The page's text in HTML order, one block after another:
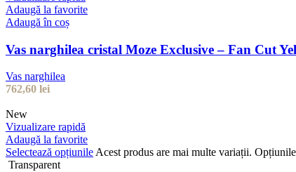
Adaugă la favorite
Adaugă în coș
Vas narghilea cristal Moze Exclusive – Fan Cut
Vas narghilea
762,60 lei
New
Vizualizare rapidă
Adaugă la favorite
Selectează opțiunile Acest produs are mai multe variații.
Transparent